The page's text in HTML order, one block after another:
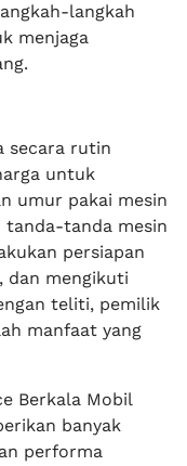
langkah
menjaga
secara rutin
untuk
umur pakai mesin
tanda-tanda mesin
persiapan
dan mengikuti
teliti, pemilik
manfaat yang
Berkala Mobil
banyak
performa